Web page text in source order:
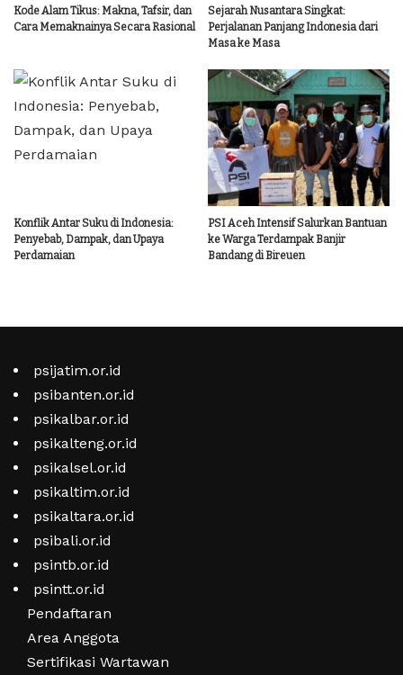
Kode Alam Tikus: Makna, Tafsir, dan
Cara Memaknainya Secara Rasional
Sejarah Nusantara Singkat:
Perjalanan Panjang Indonesia dari
Masa ke Masa
Konflik Antar Suku di Indonesia:
Penyebab, Dampak, dan Upaya
Perdamaian
PSI Aceh Intensif Salurkan Bantuan
ke Warga Terdampak Banjir
Bandang di Bireuen
psijatim.or.id
psibanten.or.id
psikalbar.or.id
psikalteng.or.id
psikalsel.or.id
psikaltim.or.id
psikaltara.or.id
psibali.or.id
psintb.or.id
psintt.or.id
Pendaftaran
Area Anggota
Sertifikasi Wartawan